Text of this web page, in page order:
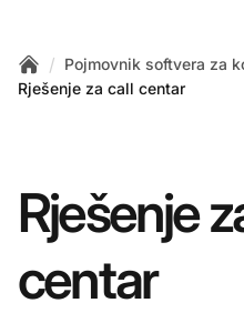
Home
/ Pojmovnik softvera za
Rješenje za call centar
Rješenje
centar